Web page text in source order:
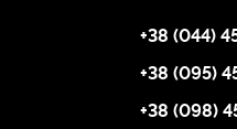
+38 (044)
+38 (095)
+38 (098)